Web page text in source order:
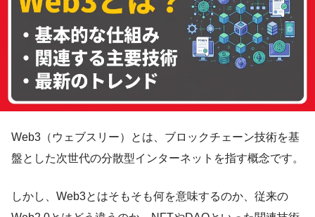
Web3（ウェブスリー）とは、ブロックチェーン技術を基
盤とした次世代の分散型インターネットを指す概念です。
しかし、Web3とはそもそも何を意味するのか、従来の